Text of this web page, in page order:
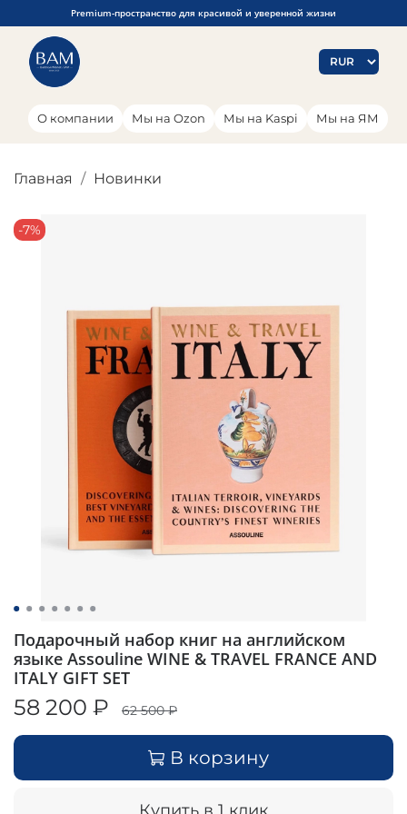
Premium-пространство для красивой и уверенной жизни
О компании Мы на Ozon Мы на Kaspi Мы на ЯМ
Главная Новинки
-7%
Подарочный набор книг на английском
языке Assouline WINE & TRAVEL FRANCE AND
ITALY GIFT SET
58 200 ₽ 62 500 ₽
В корзину